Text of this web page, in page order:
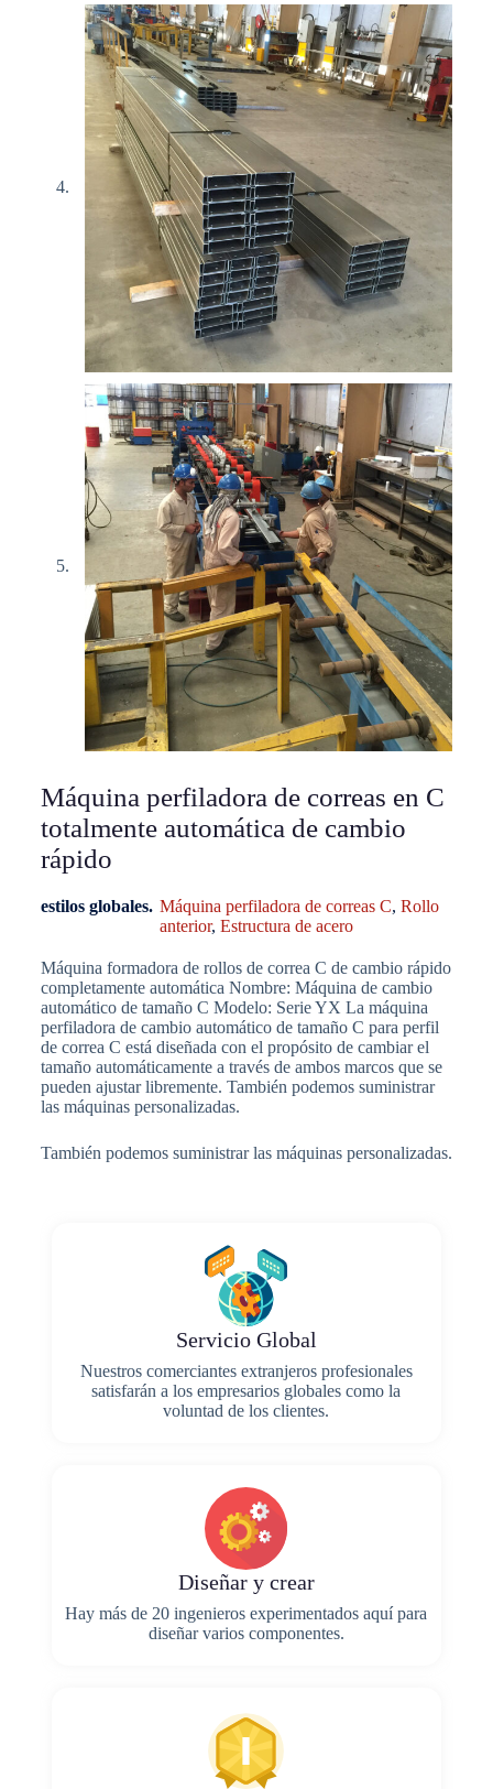
Máquina perfiladora de correas en C
totalmente automática de cambio
rápido
estilos globales. Máquina perfiladora de correas C, Rollo
anterior, Estructura de acero
Máquina formadora de rollos de correa C de cambio rápido
completamente automática Nombre: Máquina de cambio
automático de tamaño C Modelo: Serie YX La máquina
perfiladora de cambio automático de tamaño C para perfil
de correa C está diseñada con el propósito de cambiar el
tamaño automáticamente a través de ambos marcos que se
pueden ajustar libremente. También podemos suministrar
las máquinas personalizadas.
También podemos suministrar las máquinas personalizadas.
Servicio Global
Nuestros comerciantes extranjeros profesionales
satisfarán a los empresarios globales como la
voluntad de los clientes.
Diseñar y crear
Hay más de 20 ingenieros experimentados aquí para
diseñar varios componentes.